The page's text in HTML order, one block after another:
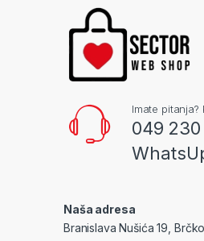
Imate pitanja?
049 230
Naša adresa
Branislava Nušića 19,